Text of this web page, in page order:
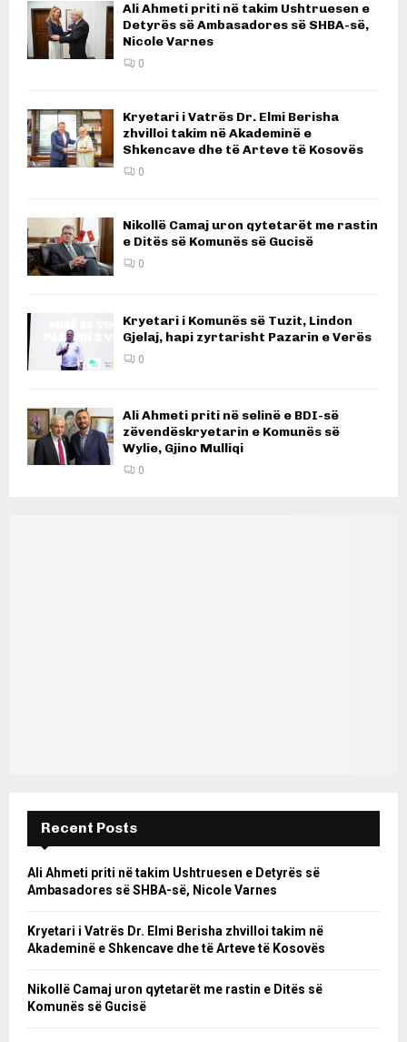
Ali Ahmeti priti në takim Ushtruesen e
Detyrës së Ambasadores së SHBA-së,
Nicole Varnes
0
Kryetari i Vatrës Dr. Elmi Berisha
zhvilloi takim në Akademinë e
Shkencave dhe të Arteve të Kosovës
0
Nikollë Camaj uron qytetarët me rastin
e Ditës së Komunës së Gucisë
0
Kryetari i Komunës së Tuzit, Lindon
Gjelaj, hapi zyrtarisht Pazarin e Verës
0
Ali Ahmeti priti në selinë e BDI-së
zëvendëskryetarin e Komunës së
Wylie, Gjino Mulliqi
0
Recent Posts
Ali Ahmeti priti në takim Ushtruesen e Detyrës së
Ambasadores së SHBA-së, Nicole Varnes
Kryetari i Vatrës Dr. Elmi Berisha zhvilloi takim në
Akademinë e Shkencave dhe të Arteve të Kosovës
Nikollë Camaj uron qytetarët me rastin e Ditës së
Komunës së Gucisë